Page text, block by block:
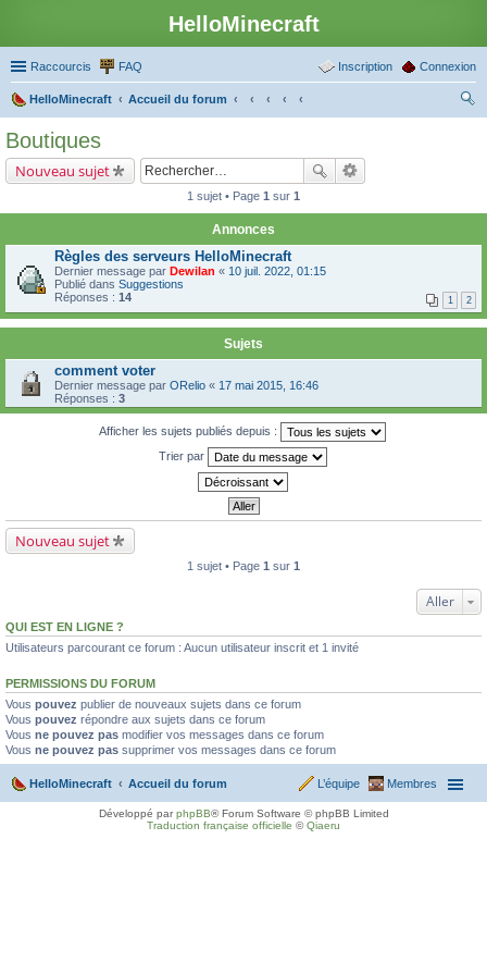
HelloMinecraft
Raccourcis FAQ Connexion
Inscription
HelloMinecraft
Accueil du forum
Boutiques
Nouveau sujet
1 sujet • Page 1 sur 1
Annonces
Règles des serveurs HelloMinecraft
Dernier message par Dewilan « 10 juil. 2022, 01:15
Publié dans Suggestions
Réponses : 14 1 2
Sujets
comment voter
Dernier message par ORelio « 17 mai 2015, 16:46
Réponses : 3
Afficher les sujets publiés depuis :
Trier par
Nouveau sujet
1 sujet • Page 1 sur 1
Aller
QUI EST EN LIGNE ?
Utilisateurs parcourant ce forum : Aucun utilisateur inscrit et 1 invité
PERMISSIONS DU FORUM
Vous pouvez publier de nouveaux sujets dans ce forum
Vous pouvez répondre aux sujets dans ce forum
Vous ne pouvez pas modifier vos messages dans ce forum
Vous ne pouvez pas supprimer vos messages dans ce forum
HelloMinecraft Accueil du forum Membres
L’équipe
Développé parphpBB® Forum Software © phpBB Limited
Traduction française officielle ©Qiaeru